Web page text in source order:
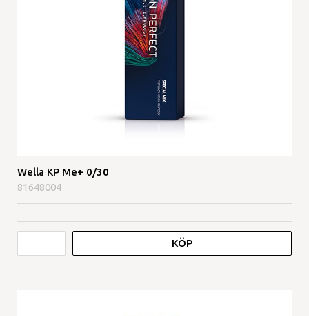
Wella KP Me+ 0/30
81648004
KÖP